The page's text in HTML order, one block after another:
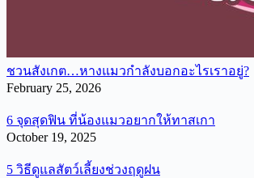
ชวนสังเกต…หางแมวกำลังบอกอะไรเราอยู่?
February 25, 2026
6 จุดสุดฟิน ที่น้องแมวอยากให้ทาสเกา
October 19, 2025
5 วิธีดูแลสัตว์เลี้ยงช่วงฤดูฝน